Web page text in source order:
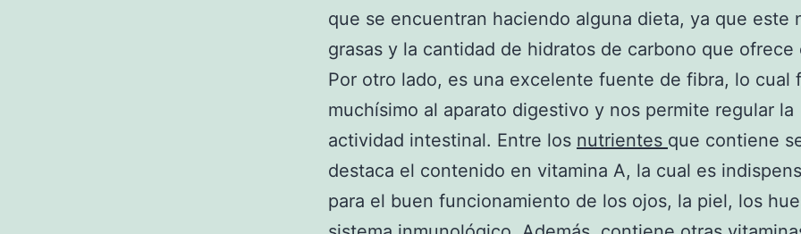
que se encuentran haciendo alguna dieta, ya que este
grasas y la cantidad de hidratos de carbono que ofrece
Por otro lado, es una excelente fuente de fibra, lo cual
muchísimo al aparato digestivo y nos permite regular la
actividad intestinal. Entre los nutrientes que contiene
destaca el contenido en vitamina A, la cual es
para el buen funcionamiento de los ojos, la piel, los